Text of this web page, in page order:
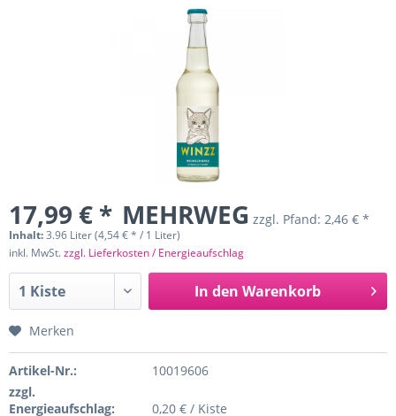
17,99 € * MEHRWEG zzgl. Pfand: 2,46 € *
Inhalt:3.96 Liter (4,54 € * / 1 Liter)
inkl. MwSt.zzgl. Lieferkosten / Energieaufschlag
In den Warenkorb
Merken
Artikel-Nr.:
10019606
zzgl.
Energieaufschlag:
0,20 € / Kiste